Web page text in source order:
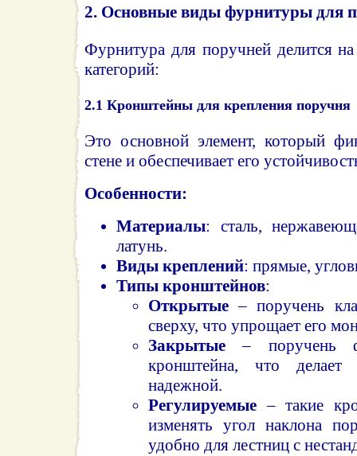
2. Основные виды фурнитуры для
Фурнитура для поручней делится
категорий:
2.1 Кронштейны для крепления поручня
Это основной элемент, который
стене и обеспечивает его
Особенности:
Материалы: сталь,
латунь.
Виды креплений: прямые,
Типы кронштейнов:
Открытые – поручень
сверху, что упрощает его
Закрытые – поручень
кронштейна, что делает
надежной.
Регулируемые – такие
изменять угол наклона
удобно для лестниц с